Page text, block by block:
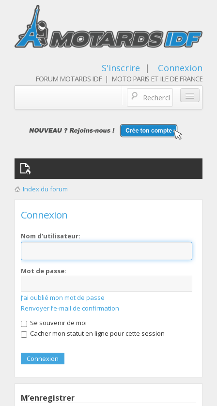
S'inscrire | Connexion
FORUM MOTARDS IDF | MOTO PARIS ET ILE DE FRANCE
Qui sommes nous
Les membres
Index du forum
Connexion
Nom d’utilisateur:
Mot de passe:
J’ai oublié mon mot de passe
Renvoyer l’e-mail de confirmation
Se souvenir de moi
Cacher mon statut en ligne pour cette session
M’enregistrer